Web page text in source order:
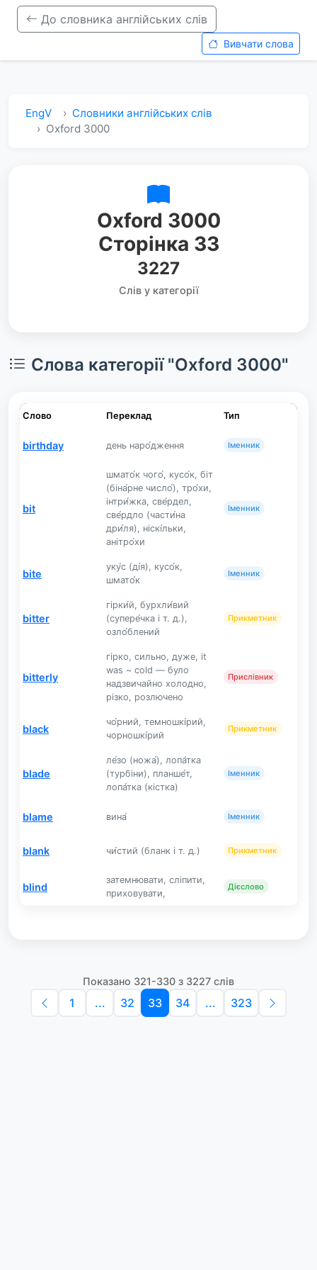
До словника англійських слів
Вивчати слова
EngV
Словники англійських слів
Oxford 3000
Oxford 3000
Сторінка 33
3227
Слів у категорії
Слова категорії "Oxford 3000"
Слово Переклад Тип
birthday день наро́дження Іменник
bit
шмато́к чого́, кусо́к, біт
(біна́рне число́), тро́хи,
інтри́жка, све́рдел,
све́рдло (части́на
дри́ля), ніскі́льки,
анітро́хи
Іменник
bite
уку́с (ді́я), кусо́к,
шмато́к
Іменник
bitter
гірки́й, бурхли́вий
(супере́чка і т. д.),
озло́блений
Прикметник
bitterly
гірко, сильно, дуже, it
was ~ cold — було
надзвичайно холодно,
різко, розлючено
Прислівник
black
чо́рний, темношкі́рий,
чорношкі́рий
Прикметник
blade
ле́зо (ножа́), лопа́тка
(турбіни), планше́т,
лопа́тка (кістка)
Іменник
blame вина́ Іменник
blank чи́стий (бланк і т. д.) Прикметник
blind
затемнювати, сліпити,
приховувати,
Дієслово
Показано 321-330 з 3227 слів
1 ... 32 33 34 ... 323